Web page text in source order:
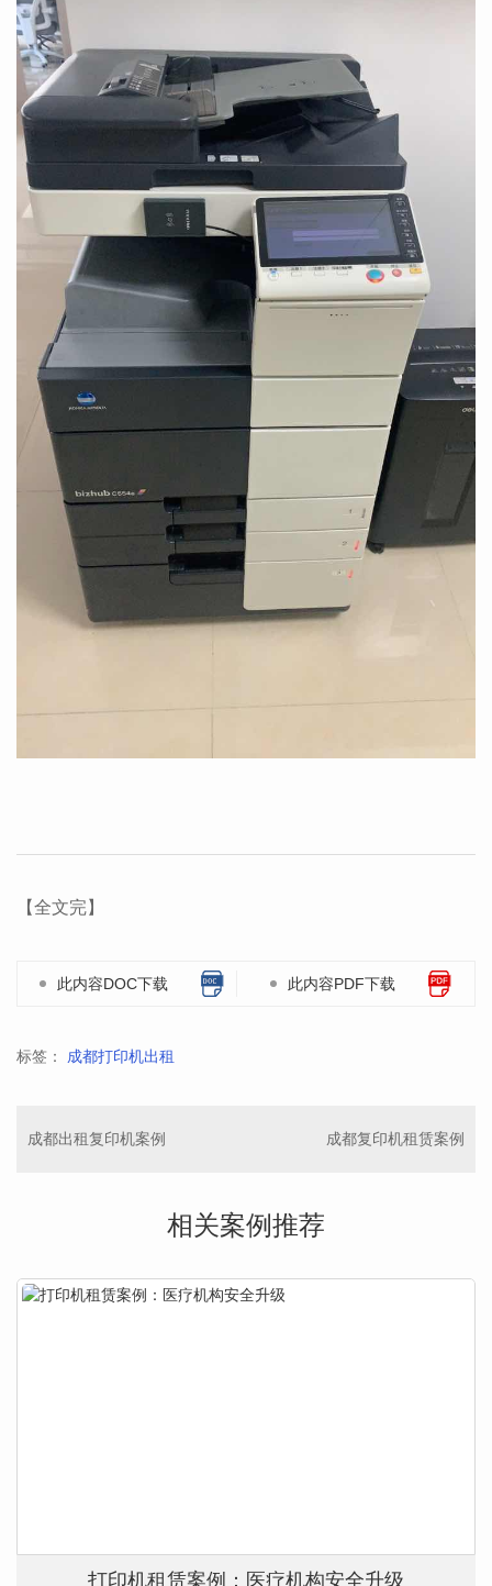
【全文完】
此内容DOC下载 此内容PDF下载
标签： 成都打印机出租
成都出租复印机案例 成都复印机租赁案例
相关案例推荐
打印机租赁案例：医疗机构安全升级